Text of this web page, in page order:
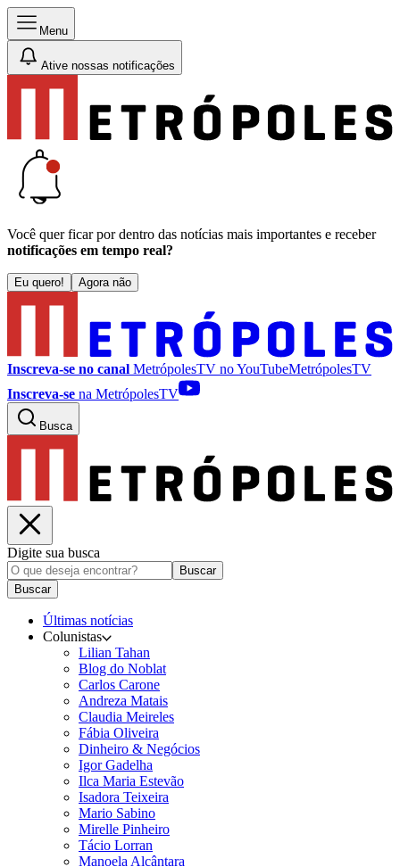
Menu
Ative nossas notificações
Você quer ficar por dentro das notícias mais importantes e receber
notificações em tempo real?
Eu quero! Agora não
Inscreva-se no canal MetrópolesTV noYouTubeMetrópolesTV
Inscreva-se na MetrópolesTV
Busca
Digite sua busca
Buscar
Buscar
Últimas notícias
Colunistas
Lilian Tahan
Blog do Noblat
Carlos Carone
Andreza Matais
Claudia Meireles
Fábia Oliveira
Dinheiro & Negócios
Igor Gadelha
Ilca Maria Estevão
Isadora Teixeira
Mario Sabino
Mirelle Pinheiro
Tácio Lorran
Manoela Alcântara